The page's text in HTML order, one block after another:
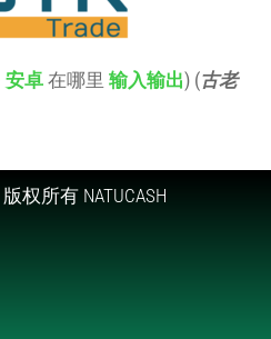
安卓 在哪里 输入输出) (古老
权所有 NATUCASH